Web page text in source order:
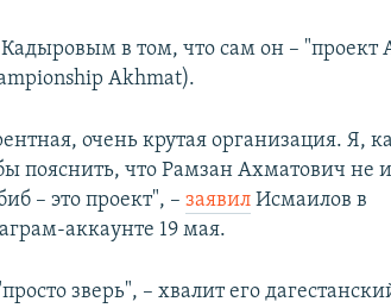
в том, что сам он – "проект
Akhmat).
очень крутая организация. Я,
пояснить, что Рамзан Ахматович не
– это проект", –заявил Исмаилов в
аккаунте 19 мая.
зверь", – хвалит его